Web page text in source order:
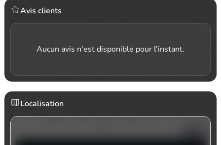
Avis clients
Aucun avis n'est disponible pour l'instant.
Localisation